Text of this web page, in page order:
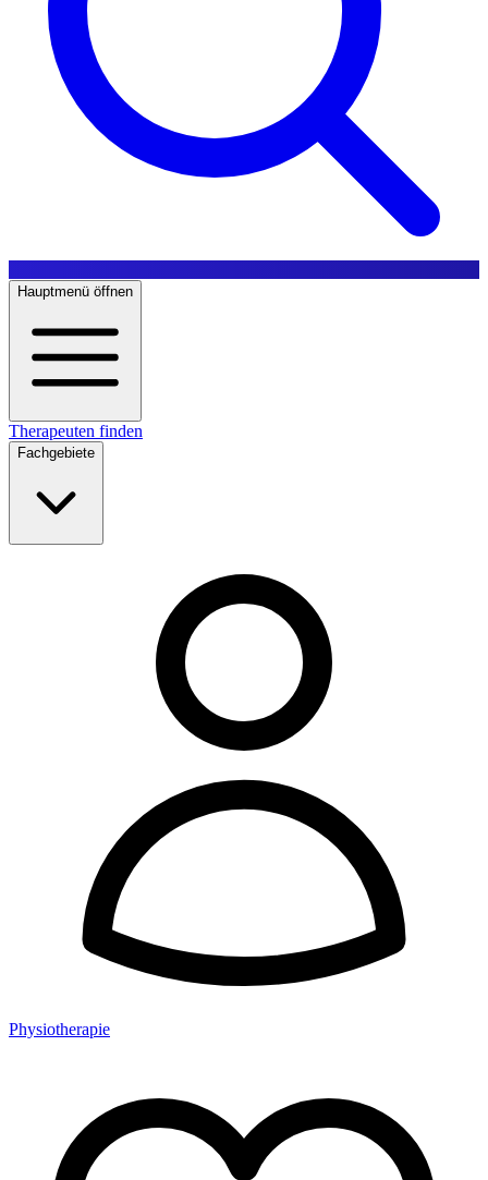
Hauptmenü öffnen
Therapeuten finden
Fachgebiete
Physiotherapie